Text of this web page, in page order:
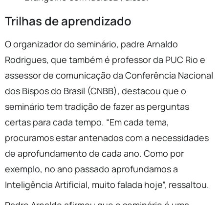
Trilhas de aprendizado
O organizador do seminário, padre Arnaldo
Rodrigues, que também é professor da PUC Rio e
assessor de comunicação da Conferência Nacional
dos Bispos do Brasil (CNBB), destacou que o
seminário tem tradição de fazer as perguntas
certas para cada tempo. “Em cada tema,
procuramos estar antenados com a necessidades
de aprofundamento de cada ano. Como por
exemplo, no ano passado aprofundamos a
Inteligência Artificial, muito falada hoje”, ressaltou.